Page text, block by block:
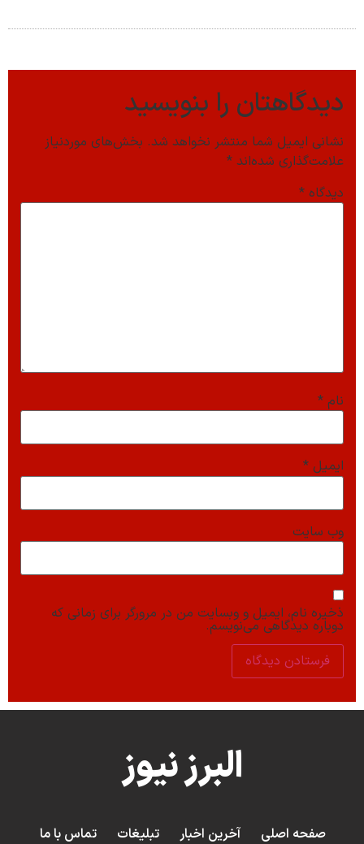
دیدگاهتان را بنویسید
نشانی ایمیل شما منتشر نخواهد شد. بخش‌های موردنیاز
علامت‌گذاری شده‌اند *
دیدگاه *
نام *
ایمیل *
وب‌ سایت
ذخیره نام، ایمیل و وبسایت من در مرورگر برای زمانی که
دوباره دیدگاهی می‌نویسم.
البرز نیوز
صفحه اصلی آخرین اخبار تبلیغات تماس با ما